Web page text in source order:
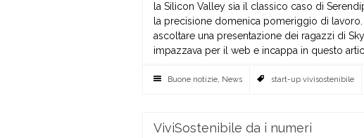
la Silicon Valley sia il classico caso di
la precisione domenica pomeriggio di lavoro.
ascoltare una presentazione dei ragazzi di
impazzava per il web e incappa in questo
Buone notizie, News start-up vivisostenibile
ViviSostenibile da i numeri